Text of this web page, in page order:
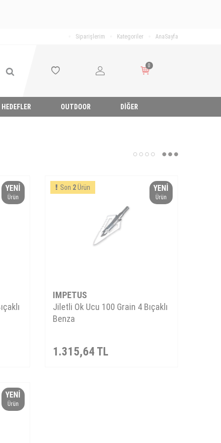
Siparişlerim Kategoriler AnaSayfa
0
HEDEFLER OUTDOOR DIĞER
YENI
Ürün
YENI
Ürün
Son 2Ürün
IMPETUS
Jiletli Ok Ucu 100 Grain 4 Bıçaklı
Benza
1.315,64 TL
YENI
Ürün